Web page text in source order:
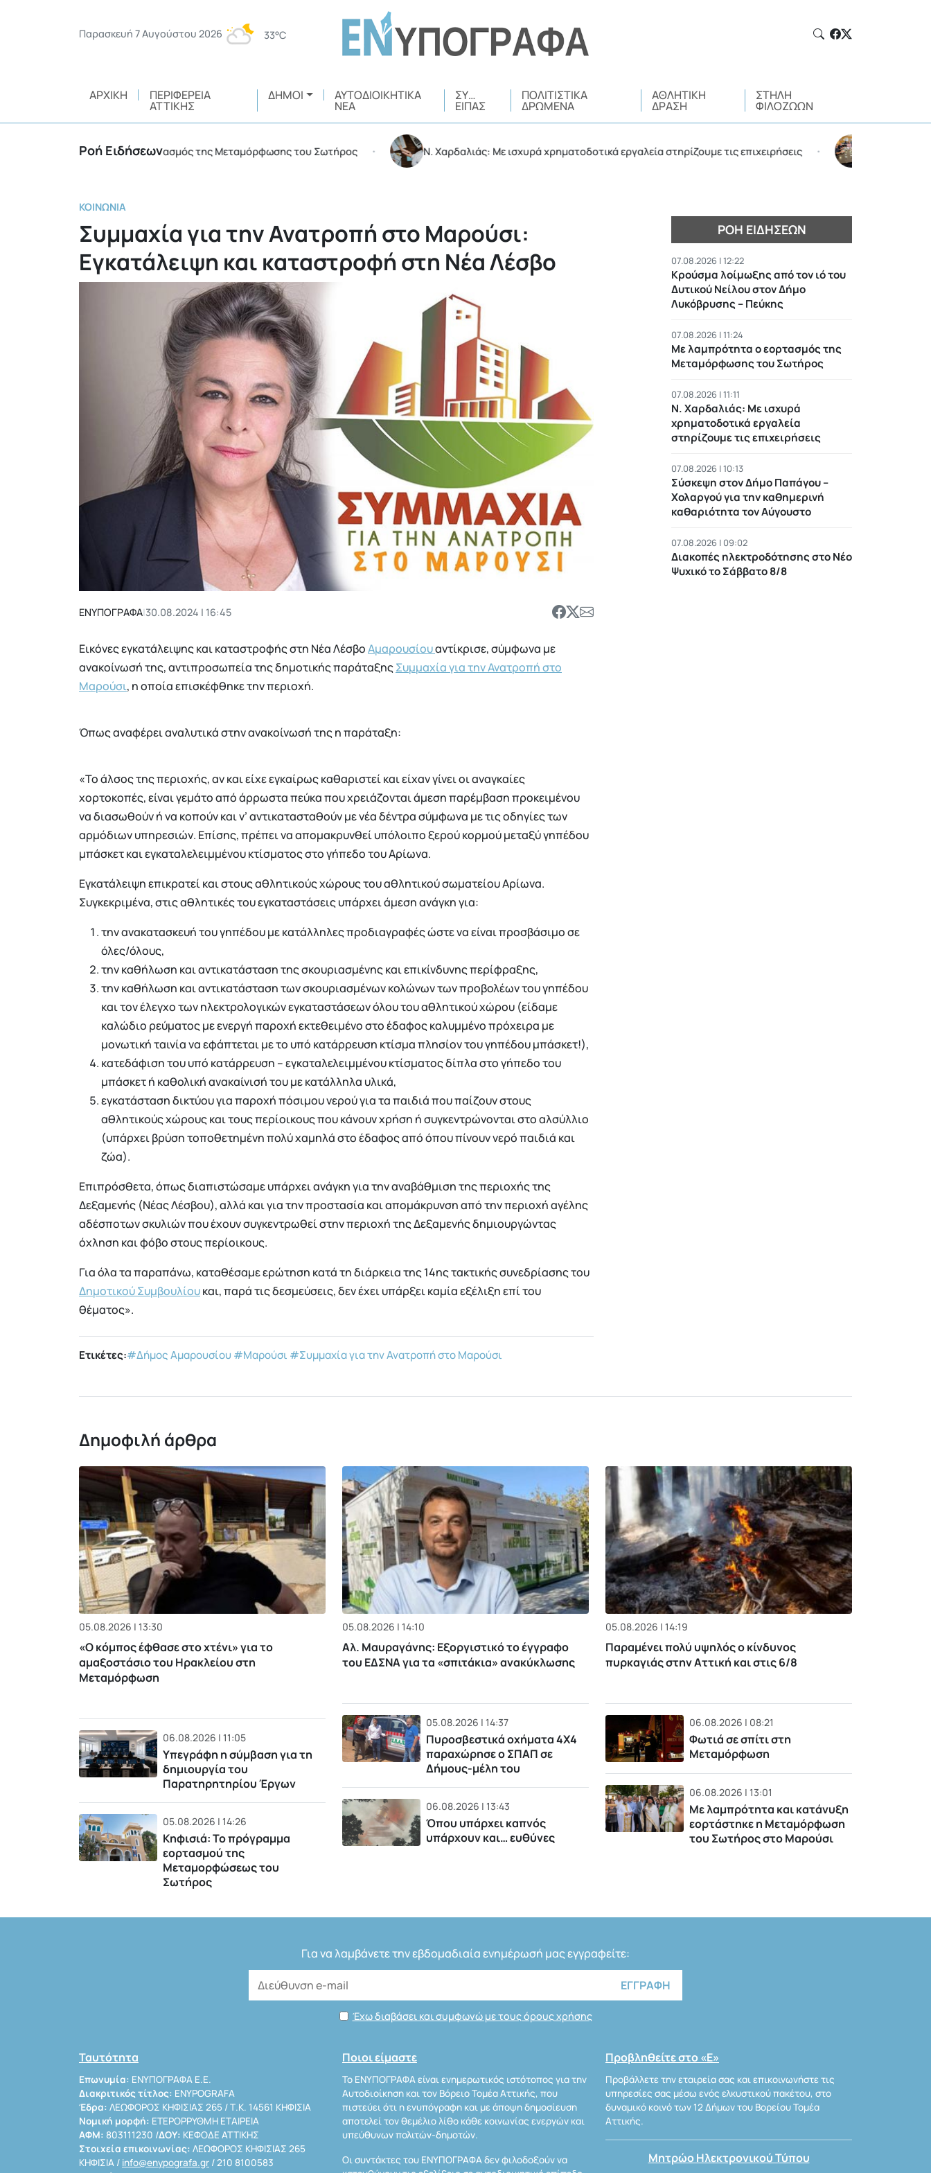
Παρασκευή 7 Αυγούστου 2026 33°C
ΑΡΧΙΚΉ ΠΕΡΙΦΈΡΕΙΑ
ΑΤΤΙΚΉΣ
ΔΉΜΟΙ ΑΥΤΟΔΙΟΙΚΗΤΙΚΆ
ΝΈΑ
ΣΥ…
ΕΊΠΑΣ
ΠΟΛΙΤΙΣΤΙΚΆ
ΔΡΏΜΕΝΑ
ΑΘΛΗΤΙΚΉ
ΔΡΆΣΗ
ΣΤΉΛΗ
ΦΙΛΌΖΩΩΝ
Ροή Ειδήσεων
Με λαμπρότητα ο εορτασμός της Μεταμόρφωσης του Σωτήρος • Ν. Χαρδαλιάς: Με ισχυρά χρηματοδοτικά εργαλεία στηρίζουμε τις επιχειρήσεις • Σύσκεψη στον Δήμο
ΚΟΙΝΩΝΊΑ
Συμμαχία για την Ανατροπή στο Μαρούσι:
Εγκατάλειψη και καταστροφή στη Νέα Λέσβο
ΕΝΥΠΟΓΡΑΦΑ|30.08.2024 | 16:45
Εικόνες εγκατάλειψης και καταστροφής στη Νέα ΛέσβοΑμαρουσίουαντίκρισε, σύμφωνα με
ανακοίνωσή της, αντιπροσωπεία της δημοτικής παράταξηςΣυμμαχία για την Ανατροπή στο
Μαρούσι, η οποία επισκέφθηκε την περιοχή.
Όπως αναφέρει αναλυτικά στην ανακοίνωσή της η παράταξη:
«Το άλσος της περιοχής, αν και είχε εγκαίρως καθαριστεί και είχαν γίνει οι αναγκαίες
χορτοκοπές, είναι γεμάτο από άρρωστα πεύκα που χρειάζονται άμεση παρέμβαση προκειμένου
να διασωθούν ή να κοπούν και ν’ αντικατασταθούν με νέα δέντρα σύμφωνα με τις οδηγίες των
αρμόδιων υπηρεσιών. Επίσης, πρέπει να απομακρυνθεί υπόλοιπο ξερού κορμού μεταξύ γηπέδου
μπάσκετ και εγκαταλελειμμένου κτίσματος στο γήπεδο του Αρίωνα.
Εγκατάλειψη επικρατεί και στους αθλητικούς χώρους του αθλητικού σωματείου Αρίωνα.
Συγκεκριμένα, στις αθλητικές του εγκαταστάσεις υπάρχει άμεση ανάγκη για:
την ανακατασκευή του γηπέδου με κατάλληλες προδιαγραφές ώστε να είναι προσβάσιμο σε
όλες/όλους,
την καθήλωση και αντικατάσταση της σκουριασμένης και επικίνδυνης περίφραξης,
την καθήλωση και αντικατάσταση των σκουριασμένων κολώνων των προβολέων του γηπέδου
και τον έλεγχο των ηλεκτρολογικών εγκαταστάσεων όλου του αθλητικού χώρου (είδαμε
καλώδιο ρεύματος με ενεργή παροχή εκτεθειμένο στο έδαφος καλυμμένο πρόχειρα με
μονωτική ταινία να εφάπτεται με το υπό κατάρρευση κτίσμα πλησίον του γηπέδου μπάσκετ!),
κατεδάφιση του υπό κατάρρευση – εγκαταλελειμμένου κτίσματος δίπλα στο γήπεδο του
μπάσκετ ή καθολική ανακαίνισή του με κατάλληλα υλικά,
εγκατάσταση δικτύου για παροχή πόσιμου νερού για τα παιδιά που παίζουν στους
αθλητικούς χώρους και τους περίοικους που κάνουν χρήση ή συγκεντρώνονται στο αλσύλλιο
(υπάρχει βρύση τοποθετημένη πολύ χαμηλά στο έδαφος από όπου πίνουν νερό παιδιά και
ζώα).
Επιπρόσθετα, όπως διαπιστώσαμε υπάρχει ανάγκη για την αναβάθμιση της περιοχής της
Δεξαμενής (Νέας Λέσβου), αλλά και για την προστασία και απομάκρυνση από την περιοχή αγέλης
αδέσποτων σκυλιών που έχουν συγκεντρωθεί στην περιοχή της Δεξαμενής δημιουργώντας
όχληση και φόβο στους περίοικους.
Για όλα τα παραπάνω, καταθέσαμε ερώτηση κατά τη διάρκεια της 14ης τακτικής συνεδρίασης του
Δημοτικού Συμβουλίουκαι, παρά τις δεσμεύσεις, δεν έχει υπάρξει καμία εξέλιξη επί του
θέματος».
Ετικέτες:#Δήμος Αμαρουσίου #Μαρούσι #Συμμαχία για την Ανατροπή στο Μαρούσι
ΡΟΉ ΕΙΔΉΣΕΩΝ
07.08.2026 | 12:22
Κρούσμα λοίμωξης από τον ιό του
Δυτικού Νείλου στον Δήμο
Λυκόβρυσης – Πεύκης
07.08.2026 | 11:24
Με λαμπρότητα ο εορτασμός της
Μεταμόρφωσης του Σωτήρος
07.08.2026 | 11:11
Ν. Χαρδαλιάς: Με ισχυρά
χρηματοδοτικά εργαλεία
στηρίζουμε τις επιχειρήσεις
07.08.2026 | 10:13
Σύσκεψη στον Δήμο Παπάγου –
Χολαργού για την καθημερινή
καθαριότητα τον Αύγουστο
07.08.2026 | 09:02
Διακοπές ηλεκτροδότησης στο Νέο
Ψυχικό το Σάββατο 8/8
Δημοφιλή άρθρα
05.08.2026 | 13:30
«Ο κόμπος έφθασε στο χτένι» για το
αμαξοστάσιο του Ηρακλείου στη
Μεταμόρφωση
06.08.2026 | 11:05
Υπεγράφη η σύμβαση για τη
δημιουργία του
Παρατηρητηρίου Έργων
05.08.2026 | 14:26
Κηφισιά: Το πρόγραμμα
εορτασμού της
Μεταμορφώσεως του
Σωτήρος
05.08.2026 | 14:10
Αλ. Μαυραγάνης: Εξοργιστικό το έγγραφο
του ΕΔΣΝΑ για τα «σπιτάκια» ανακύκλωσης
05.08.2026 | 14:37
Πυροσβεστικά οχήματα 4Χ4
παραχώρησε ο ΣΠΑΠ σε
Δήμους-μέλη του
06.08.2026 | 13:43
Όπου υπάρχει καπνός
υπάρχουν και… ευθύνες
05.08.2026 | 14:19
Παραμένει πολύ υψηλός ο κίνδυνος
πυρκαγιάς στην Αττική και στις 6/8
06.08.2026 | 08:21
Φωτιά σε σπίτι στη
Μεταμόρφωση
06.08.2026 | 13:01
Με λαμπρότητα και κατάνυξη
εορτάστηκε η Μεταμόρφωση
του Σωτήρος στο Μαρούσι
Για να λαμβάνετε την εβδομαδιαία ενημέρωσή μας εγγραφείτε:
Έχω διαβάσει και συμφωνώ με τους όρους χρήσης
Ταυτότητα
Επωνυμία: ΕΝΥΠΟΓΡΑΦΑ Ε.Ε.
Διακριτικός τίτλος: ENYPOGRAFA
Έδρα: ΛΕΩΦΟΡΟΣ ΚΗΦΙΣΙΑΣ 265 / Τ.Κ. 14561 ΚΗΦΙΣΙΑ
Νομική μορφή: ΕΤΕΡΟΡΡΥΘΜΗ ΕΤΑΙΡΕΙΑ
ΑΦΜ: 803111230 /ΔΟΥ: ΚΕΦΟΔΕ ΑΤΤΙΚΗΣ
Στοιχεία επικοινωνίας: ΛΕΩΦΟΡΟΣ ΚΗΦΙΣΙΑΣ 265
ΚΗΦΙΣΙΑ / info@enypografa.gr / 210 8100583
Ποιοι είμαστε
Το ΕΝΥΠΟΓΡΑΦΑ είναι ενημερωτικός ιστότοπος για την
Αυτοδιοίκηση και τον Βόρειο Τομέα Αττικής, που
πιστεύει ότι η ενυπόγραφη και με άποψη δημοσίευση
αποτελεί τον θεμέλιο λίθο κάθε κοινωνίας ενεργών και
υπεύθυνων πολιτών-δημοτών.
Οι συντάκτες του ΕΝΥΠΟΓΡΑΦΑ δεν φιλοδοξούν να
Προβληθείτε στο «Ε»
Προβάλλετε την εταιρεία σας και επικοινωνήστε τις
υπηρεσίες σας μέσω ενός ελκυστικού πακέτου, στο
δυναμικό κοινό των 12 Δήμων του Βορείου Τομέα
Αττικής.
Μητρώο Ηλεκτρονικού Τύπου